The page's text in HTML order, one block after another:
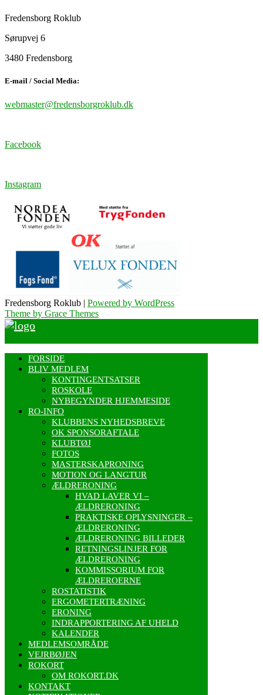
Fredensborg Roklub
Sørupvej 6
3480 Fredensborg
E-mail / Social Media:
webmaster@fredensborgroklub.dk
Facebook
Instagram
Fredensborg Roklub | Powered by WordPress
Theme by Grace Themes
FORSIDE
BLIV MEDLEM
KONTINGENTSATSER
ROSKOLE
NYBEGYNDER HJEMMESIDE
RO-INFO
KLUBBENS NYHEDSBREVE
OK SPONSORAFTALE
KLUBTØJ
FOTOS
MASTERSKAPRONING
MOTION OG LANGTUR
ÆLDRERONING
HVAD LAVER VI –
ÆLDRERONING
PRAKTISKE OPLYSNINGER –
ÆLDRERONING
ÆLDRERONING BILLEDER
RETNINGSLINJER FOR
ÆLDRERONING
KOMMISSORIUM FOR
ÆLDREROERNE
ROSTATISTIK
ERGOMETERTRÆNING
ERONING
INDRAPPORTERING AF UHELD
KALENDER
MEDLEMSOMRÅDE
VEJRBØJEN
ROKORT
OM ROKORT.DK
KONTAKT